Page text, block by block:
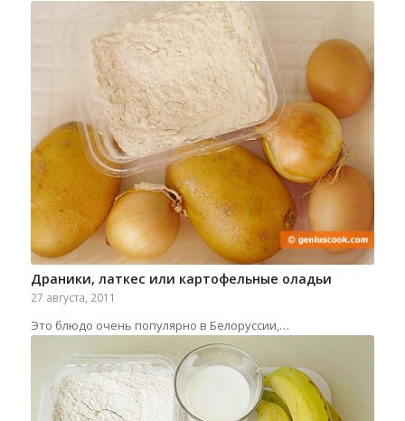
Драники, латкес или картофельные оладьи
27 августа, 2011
Это блюдо очень популярно в Белоруссии,…